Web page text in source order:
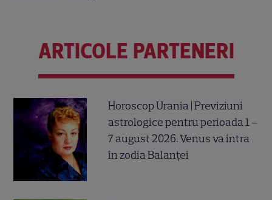
ARTICOLE PARTENERI
Horoscop Urania | Previziuni
astrologice pentru perioada 1 –
7 august 2026. Venus va intra
în zodia Balanței